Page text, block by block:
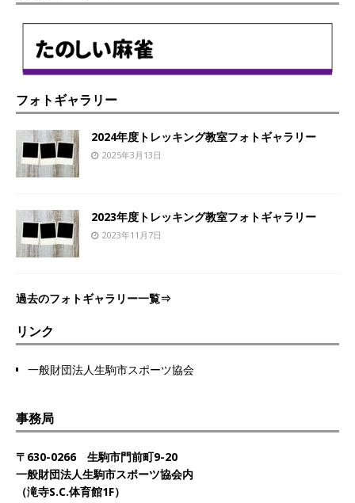
フォトギャラリー
2024年度トレッキング教室フォトギャラリー
2025年3月13日
2023年度トレッキング教室フォトギャラリー
2023年11月7日
過去のフォトギャラリー一覧⇒
リンク
一般財団法人生駒市スポーツ協会
事務局
〒630-0266 生駒市門前町9-20
一般財団法人生駒市スポーツ協会内
（滝寺S.C.体育館1F）